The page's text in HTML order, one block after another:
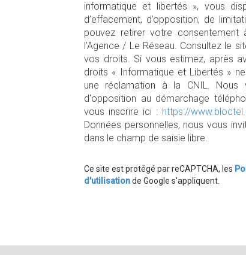
informatique et libertés », vous
d’effacement, d’opposition, de
pouvez retirer votre
l’Agence / Le Réseau. Consultez le
vos droits. Si vous estimez, après
droits « Informatique et Libertés »
une réclamation à la CNIL. Nous
d'opposition au démarchage
vous inscrire ici : https://
Données personnelles, nous vous
dans le champ de saisie libre.
Ce site est protégé par reCAPTCHA, les
d'utilisationde Google s'appliquent.